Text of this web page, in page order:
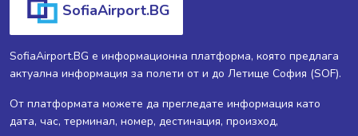
SofiaAirport.BG
SofiaAirport.BG е информационна платформа, която предлага
актуална информация за полети от и до Летище София (SOF).
От платформата можете да прегледате информация като
дата, час, терминал, номер, дестинация, произход,